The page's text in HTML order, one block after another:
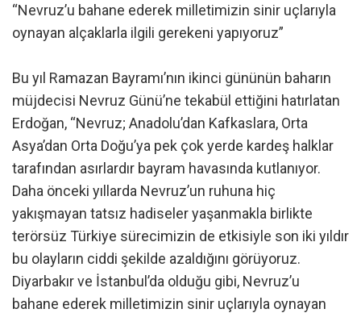
“Nevruz’u bahane ederek milletimizin sinir uçlarıyla
oynayan alçaklarla ilgili gerekeni yapıyoruz”
Bu yıl Ramazan Bayramı’nın ikinci gününün baharın
müjdecisi Nevruz Günü’ne tekabül ettiğini hatırlatan
Erdoğan, “Nevruz; Anadolu’dan Kafkaslara, Orta
Asya’dan Orta Doğu’ya pek çok yerde kardeş halklar
tarafından asırlardır bayram havasında kutlanıyor.
Daha önceki yıllarda Nevruz’un ruhuna hiç
yakışmayan tatsız hadiseler yaşanmakla birlikte
terörsüz Türkiye sürecimizin de etkisiyle son iki yıldır
bu olayların ciddi şekilde azaldığını görüyoruz.
Diyarbakır ve İstanbul’da olduğu gibi, Nevruz’u
bahane ederek milletimizin sinir uçlarıyla oynayan